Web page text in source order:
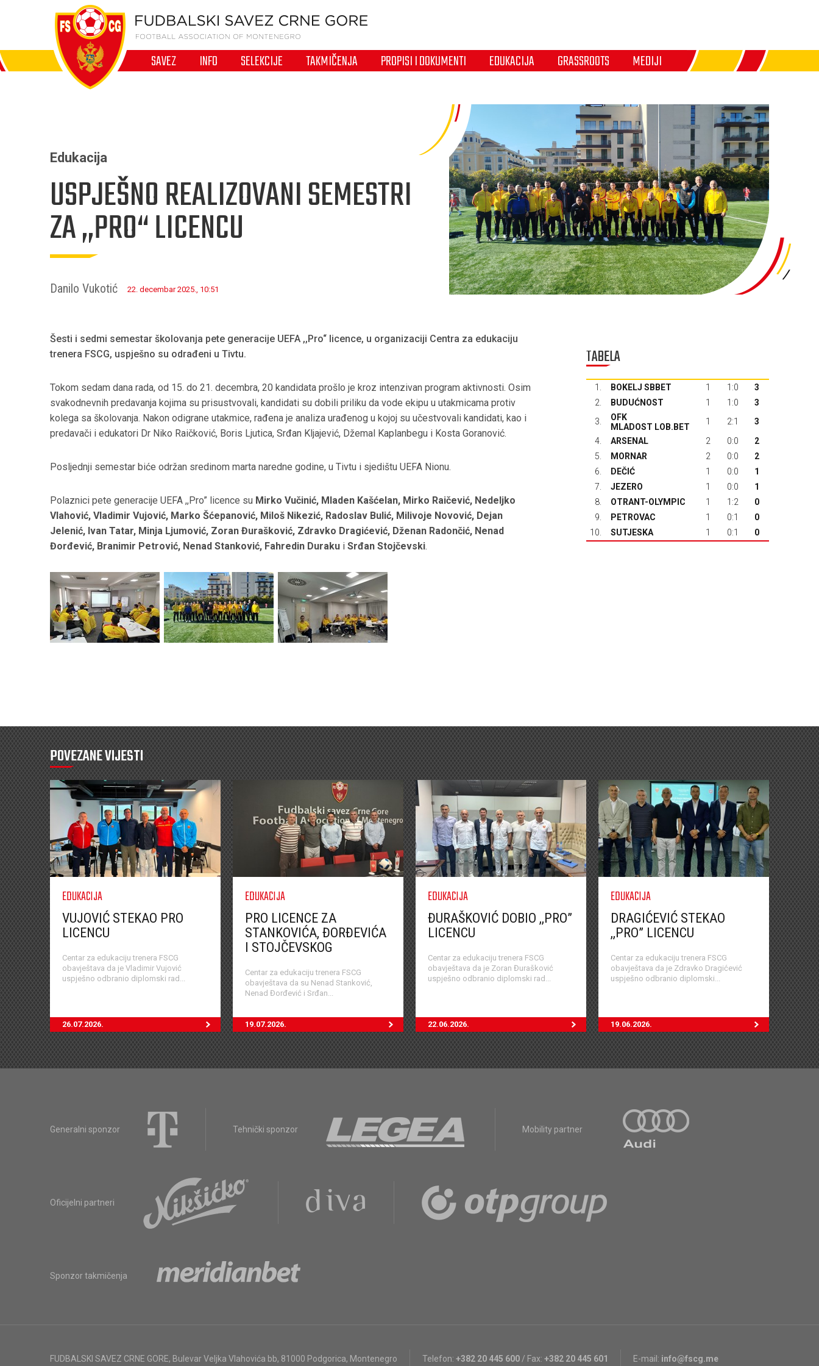
SAVEZ INFO SELEKCIJE TAKMIČENJA PROPISI I DOKUMENTI EDUKACIJA GRASSROOTS MEDIJI
Edukacija
USPJEŠNO REALIZOVANI SEMESTRI
ZA ,,PRO“ LICENCU
Danilo Vukotić 22. decembar 2025., 10:51
Šesti i sedmi semestar školovanja pete generacije UEFA ,,Pro“ licence, u organizaciji Centra za edukaciju
trenera FSCG, uspješno su odrađeni u Tivtu.
Tokom sedam dana rada, od 15. do 21. decembra, 20 kandidata prošlo je kroz intenzivan program aktivnosti. Osim
svakodnevnih predavanja kojima su prisustvovali, kandidati su dobili priliku da vode ekipu u utakmicama protiv
kolega sa školovanja. Nakon odigrane utakmice, rađena je analiza urađenog u kojoj su učestvovali kandidati, kao i
predavači i edukatori Dr Niko Raičković, Boris Ljutica, Srđan Kljajević, Džemal Kaplanbegu i Kosta Goranović.
Posljednji semestar biće održan sredinom marta naredne godine, u Tivtu i sjedištu UEFA Nionu.
Polaznici pete generacije UEFA ,,Pro” licence su Mirko Vučinić, Mladen Kašćelan, Mirko Raičević, Nedeljko
Vlahović, Vladimir Vujović, Marko Šćepanović, Miloš Nikezić, Radoslav Bulić, Milivoje Novović, Dejan
Jelenić, Ivan Tatar, Minja Ljumović, Zoran Đurašković, Zdravko Dragićević, Dženan Radončić, Nenad
Đorđević, Branimir Petrović, Nenad Stanković, Fahredin Duraku i Srđan Stojčevski.
TABELA
1. BOKELJ SBBET 1 1:0
3
2.
BUDUĆNOST 1 1:0
3
3.
OFK
MLADOST LOB.BET
1 2:1
3
4.
ARSENAL 2 0:0
2
5.
MORNAR 2 0:0
2
6.
DEČIĆ 1 0:0
1
7.
JEZERO 1 0:0
1
8.
OTRANT-OLYMPIC 1 1:2
0
9.
PETROVAC 1 0:1
0
10.
SUTJESKA 1 0:1 0
POVEZANE VIJESTI
EDUKACIJA
VUJOVIĆ STEKAO PRO
LICENCU
Centar za edukaciju trenera FSCG
obavještava da je Vladimir Vujović
uspješno odbranio diplomski rad...
26.07.2026.
EDUKACIJA
PRO LICENCE ZA
STANKOVIĆA, ĐORĐEVIĆA
I STOJČEVSKOG
Centar za edukaciju trenera FSCG
obavještava da su Nenad Stanković,
Nenad Đorđević i Srđan...
19.07.2026.
EDUKACIJA
ĐURAŠKOVIĆ DOBIO ,,PRO”
LICENCU
Centar za edukaciju trenera FSCG
obavještava da je Zoran Đurašković
uspješno odbranio diplomski rad...
22.06.2026.
EDUKACIJA
DRAGIĆEVIĆ STEKAO
,,PRO” LICENCU
Centar za edukaciju trenera FSCG
obavještava da je Zdravko Dragićević
uspješno odbranio diplomski...
19.06.2026.
Generalni sponzor Tehnički sponzor Mobility partner
Oficijelni partneri
Sponzor takmičenja
FUDBALSKI SAVEZ CRNE GORE, Bulevar Veljka Vlahovića bb, 81000 Podgorica, Montenegro Telefon: +382 20 445 600/ Fax: +382 20 445 601 E-mail: info@fscg.me